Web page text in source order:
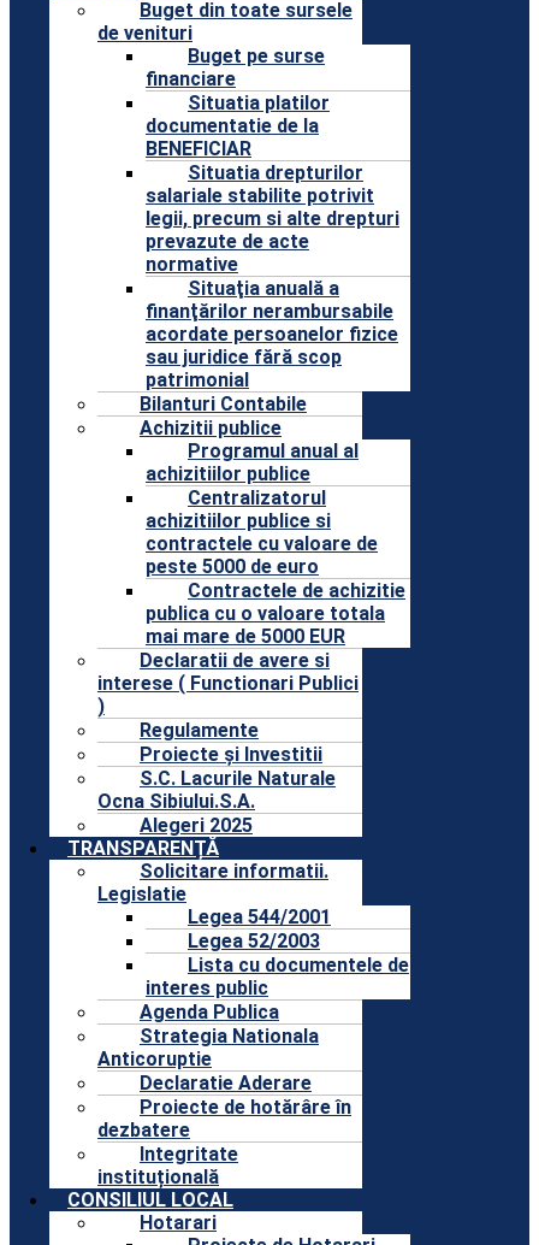
Buget din toate sursele
de venituri
Buget pe surse
financiare
Situatia platilor
documentatie de la
BENEFICIAR
Situatia drepturilor
salariale stabilite potrivit
legii, precum si alte drepturi
prevazute de acte
normative
Situaţia anuală a
finanţărilor nerambursabile
acordate persoanelor fizice
sau juridice fără scop
patrimonial
Bilanturi Contabile
Achizitii publice
Programul anual al
achizitiilor publice
Centralizatorul
achizitiilor publice si
contractele cu valoare de
peste 5000 de euro
Contractele de achizitie
publica cu o valoare totala
mai mare de 5000 EUR
Declaratii de avere si
interese ( Functionari Publici
)
Regulamente
Proiecte și Investitii
S.C. Lacurile Naturale
Ocna Sibiului.S.A.
Alegeri 2025
TRANSPARENȚĂ
Solicitare informatii.
Legislatie
Legea 544/2001
Legea 52/2003
Lista cu documentele de
interes public
Agenda Publica
Strategia Nationala
Anticoruptie
Declaratie Aderare
Proiecte de hotărâre în
dezbatere
Integritate
instituțională
CONSILIUL LOCAL
Hotarari